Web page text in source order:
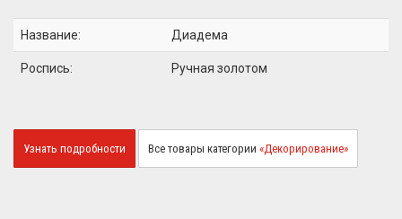
Название: Диадема
Роспись: Ручная золотом
Узнать подробности Все товары категории «Декорирование»